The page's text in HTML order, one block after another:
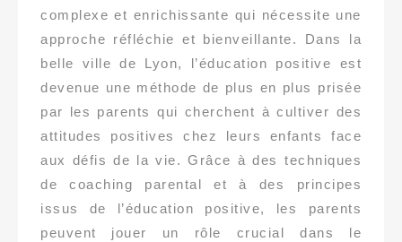
complexe et enrichissante qui nécessite une
approche réfléchie et bienveillante. Dans la
belle ville de Lyon, l’éducation positive est
devenue une méthode de plus en plus prisée
par les parents qui cherchent à cultiver des
attitudes positives chez leurs enfants face
aux défis de la vie. Grâce à des techniques
de coaching parental et à des principes
issus de l’éducation positive, les parents
peuvent jouer un rôle crucial dans le